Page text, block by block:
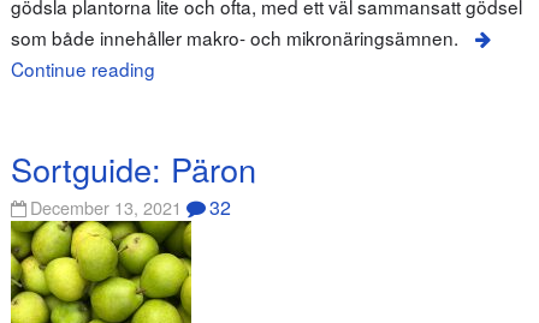
gödsla plantorna lite och ofta, med ett väl sammansatt gödsel
som både innehåller makro- och mikronäringsämnen.
Continue reading
Sortguide: Päron
December 13, 2021 32